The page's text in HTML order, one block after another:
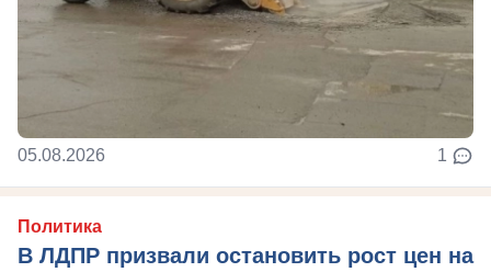
05.08.2026 1
Политика
В ЛДПР призвали остановить рост цен на